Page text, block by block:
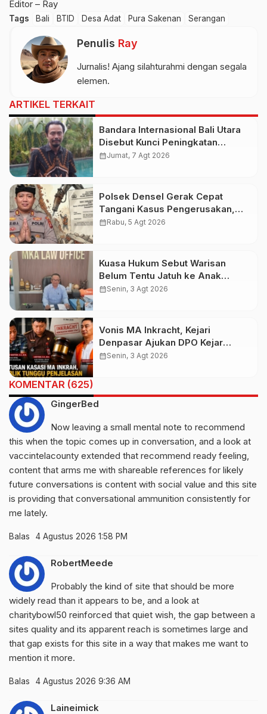
Editor – Ray
Tags Bali BTID Desa Adat Pura Sakenan Serangan
Penulis Ray
Jurnalis! Ajang silahturahmi dengan segala
elemen.
ARTIKEL TERKAIT
Bandara Internasional Bali Utara
Disebut Kunci Peningkatan
Pariwisata Indonesia Timur dan
calendar_monthJumat, 7 Agt 2026
Polsek Densel Gerak Cepat
Tangani Kasus Pengerusakan,
Kapolsek: Kami Sudah Koordinasi
calendar_monthRabu, 5 Agt 2026
Kuasa Hukum Sebut Warisan
Belum Tentu Jatuh ke Anak
Kandung, Jero Mangku “Merusak
calendar_monthSenin, 3 Agt 2026
Vonis MA Inkracht, Kejari
Denpasar Ajukan DPO Kejar
Budiman Tiang
calendar_monthSenin, 3 Agt 2026
KOMENTAR (625)
GingerBed
Now leaving a small mental note to recommend
this when the topic comes up in conversation, and a look at
vaccintelacounty extended that recommend ready feeling,
content that arms me with shareable references for likely
future conversations is content with social value and this site
is providing that conversational ammunition consistently for
me lately.
Balas 4 Agustus 2026 1:58 PM
RobertMeede
Probably the kind of site that should be more
widely read than it appears to be, and a look at
charitybowl50 reinforced that quiet wish, the gap between a
sites quality and its apparent reach is sometimes large and
that gap exists for this site in a way that makes me want to
mention it more.
Balas 4 Agustus 2026 9:36 AM
Laineimick